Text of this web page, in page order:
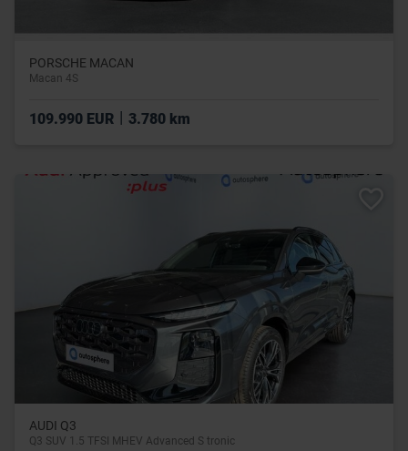
PORSCHE MACAN
Macan 4S
109.990 EUR 3.780 km
AUDI Q3
Q3 SUV 1.5 TFSI MHEV Advanced S tronic